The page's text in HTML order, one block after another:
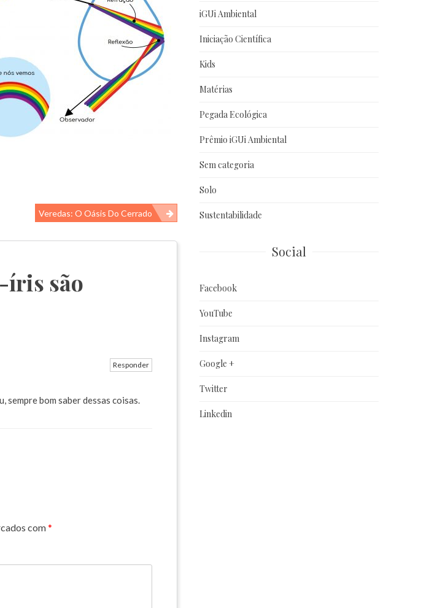
Veredas: O Oásis Do Cerrado
íris são
sempre bom saber dessas coisas.
Responder
com*
iGUi Ambiental
Iniciação Científica
Kids
Matérias
Pegada Ecológica
Prêmio iGUi Ambiental
Sem categoria
Solo
Sustentabilidade
Social
Facebook
YouTube
Instagram
Google +
Twitter
Linkedin